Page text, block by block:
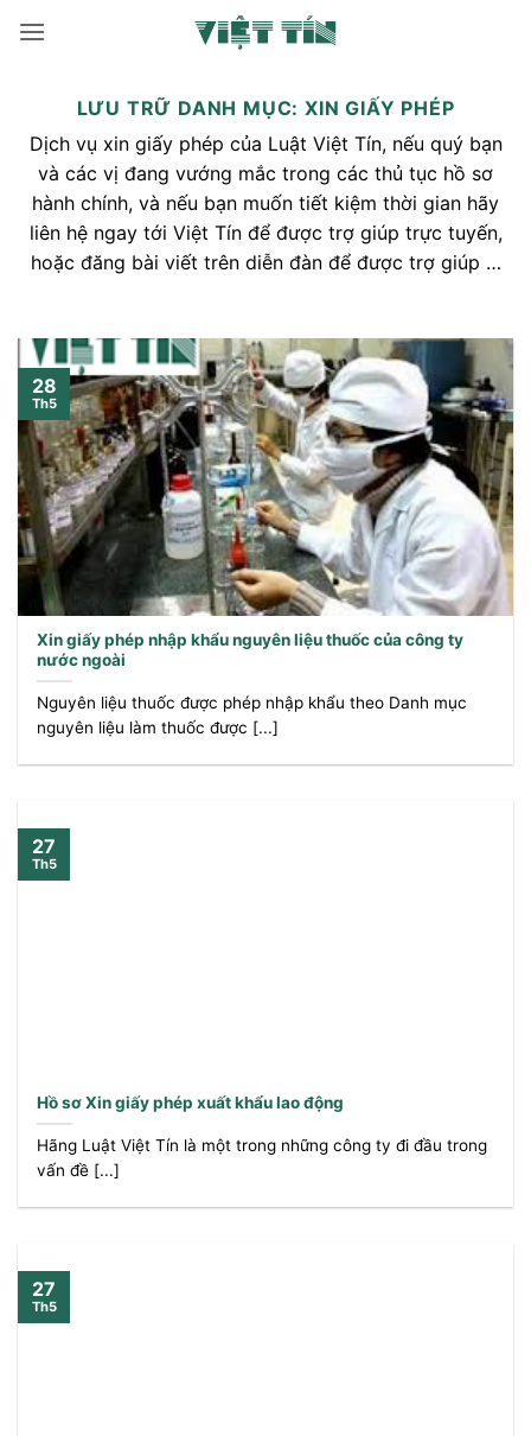
qua
LƯU TRỮ DANH MỤC: XIN GIẤY PHÉP
Dịch vụ xin giấy phép của Luật Việt Tín, nếu quý bạn
và các vị đang vướng mắc trong các thủ tục hồ sơ
hành chính, và nếu bạn muốn tiết kiệm thời gian hãy
liên hệ ngay tới Việt Tín để được trợ giúp trực tuyến,
hoặc đăng bài viết trên diễn đàn để được trợ giúp …
Xin giấy phép nhập khẩu nguyên liệu thuốc của công ty
nước ngoài
Nguyên liệu thuốc được phép nhập khẩu theo Danh mục
nguyên liệu làm thuốc được [...]
28
Th5
Hồ sơ Xin giấy phép xuất khẩu lao động
Hãng Luật Việt Tín là một trong những công ty đi đầu trong
vấn đề [...]
27
Th5
27
Th5